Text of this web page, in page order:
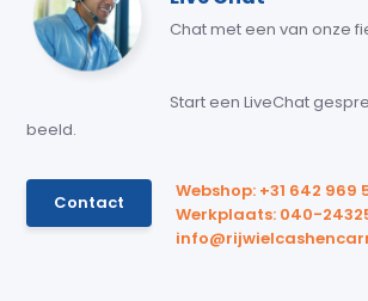
Chat met een van onze
Start een LiveChat
beeld.
Contact
Webshop: +31 642 969
Werkplaats: 040-